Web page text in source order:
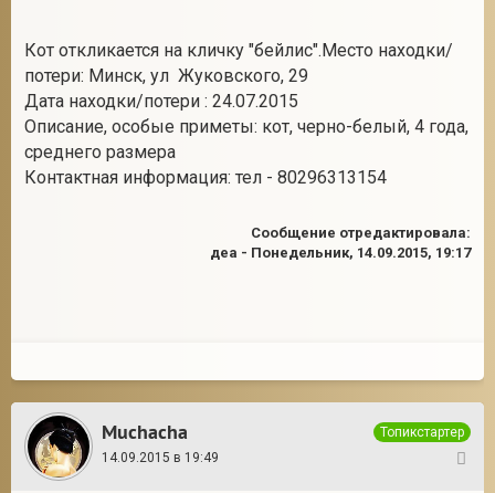
Кот откликается на кличку "бейлис".Место находки/
потери: Минск, ул Жуковского, 29
Дата находки/потери : 24.07.2015
Описание, особые приметы: кот, черно-белый, 4 года,
среднего размера
Контактная информация: тел - 80296313154
Сообщение отредактировала:
деа - Понедельник, 14.09.2015, 19:17
Muchacha
Топикстартер
14.09.2015 в 19:49